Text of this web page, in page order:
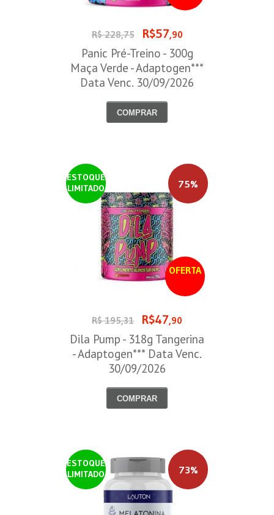
R$ 228,75 R$57,90
Panic Pré-Treino - 300g
Maça Verde - Adaptogen***
Data Venc. 30/09/2026
COMPRAR
ESTOQUE
LIMITADO
OFERTA
75%
R$ 195,31 R$47,90
Dila Pump - 318g Tangerina
- Adaptogen*** Data Venc.
30/09/2026
COMPRAR
ESTOQUE
LIMITADO
73%